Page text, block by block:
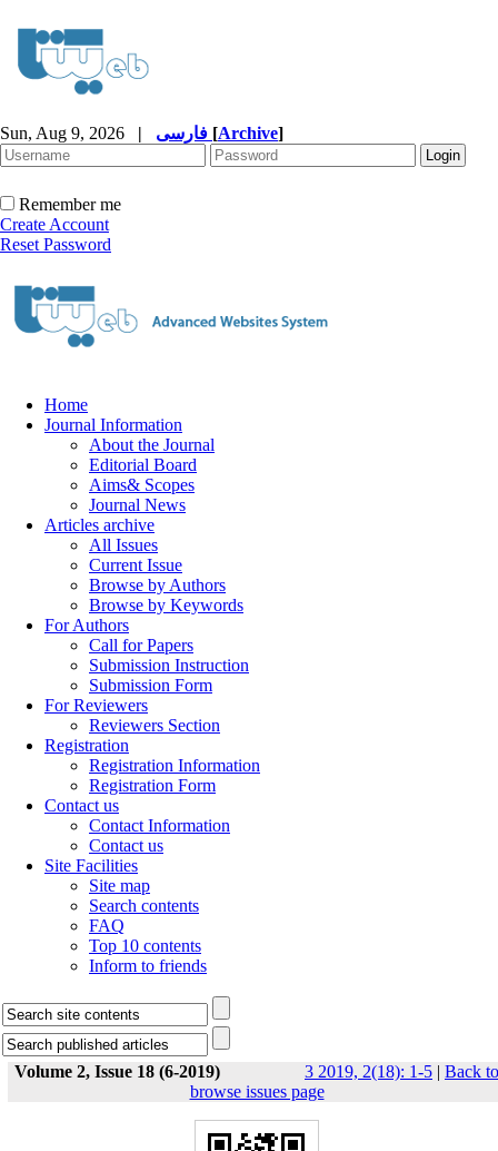
Sun, Aug 9, 2026 | [Archive]
Remember me
Create Account
Reset Password
Home
Journal Information
About the Journal
Editorial Board
Aims& Scopes
Journal News
Articles archive
All Issues
Current Issue
Browse by Authors
Browse by Keywords
For Authors
Call for Papers
Submission Instruction
Submission Form
For Reviewers
Reviewers Section
Registration
Registration Information
Registration Form
Contact us
Contact Information
Contact us
Site Facilities
Site map
Search contents
FAQ
Top 10 contents
Inform to friends
Volume 2, Issue 18 (6-2019) 3 2019, 2(18): 1-5 | Back to
browse issues page